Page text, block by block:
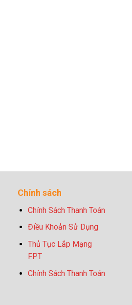
Chính sách
Chính Sách Thanh Toán
Điều Khoản Sử Dụng
Thủ Tục Lắp Mạng
FPT
Chính Sách Thanh Toán